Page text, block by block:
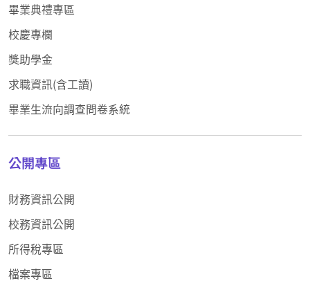
畢業典禮專區
校慶專欄
獎助學金
求職資訊(含工讀)
畢業生流向調查問卷系統
公開專區
財務資訊公開
校務資訊公開
所得稅專區
檔案專區